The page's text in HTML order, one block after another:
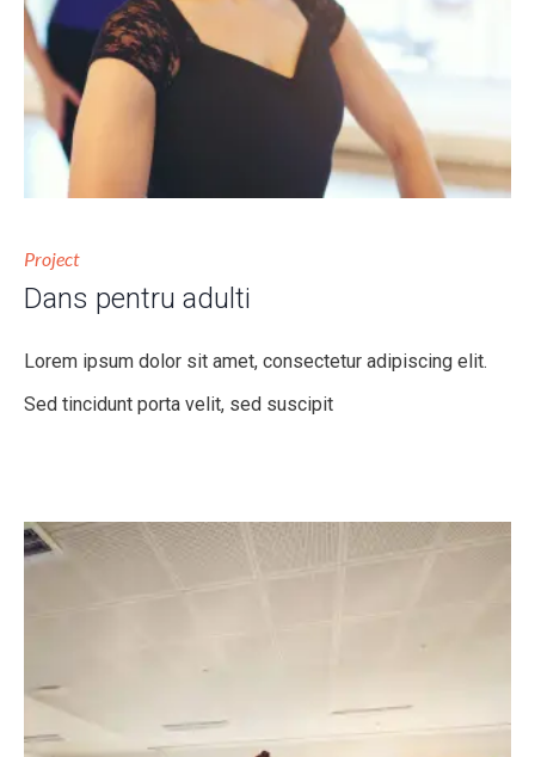
Project
Dans pentru adulti
Lorem ipsum dolor sit amet, consectetur adipiscing elit.
Sed tincidunt porta velit, sed suscipit